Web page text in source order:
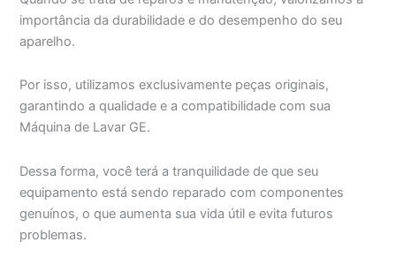
importância da durabilidade e do desempenho do seu
aparelho.
Por isso, utilizamos exclusivamente peças originais,
garantindo a qualidade e a compatibilidade com sua
Máquina de Lavar GE.
Dessa forma, você terá a tranquilidade de que seu
equipamento está sendo reparado com componentes
genuínos, o que aumenta sua vida útil e evita futuros
problemas.